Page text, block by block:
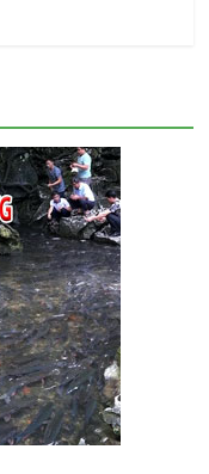
học sinh 96 trang
lý lớn có tiếng ở
dịch vụ sửa cửa
tận nhà uy tín, giá rẻ
cửa nhôm kính
nơi giá rẻ, uy tín